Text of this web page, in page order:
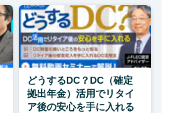
どうするDC？DC（確定
拠出年金）活用でリタイ
ア後の安心を手に入れる